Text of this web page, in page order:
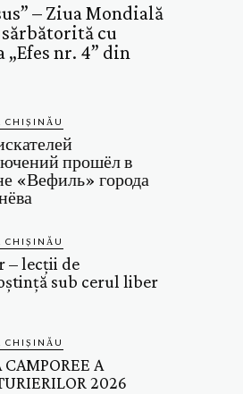
– Ziua Mondială
cu
nr. 4” din
CHIȘINĂU
прошёл в
«Вефиль» города
CHIȘINĂU
– lecții de
sub cerul liber
CHIȘINĂU
CAMPOREE A
2026